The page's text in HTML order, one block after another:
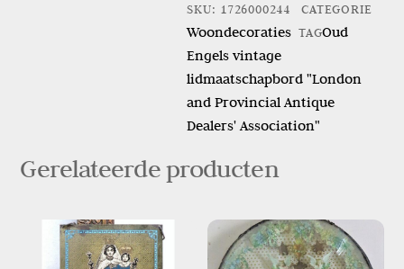
lidmaatschapbord
“London
and
Provincial
Antique
Dealers’
Association”
aantal
SKU: 1726000244 CATEGORIE
Woondecoraties TAGOud
Engels vintage
lidmaatschapbord "London
and Provincial Antique
Dealers' Association"
Gerelateerde producten